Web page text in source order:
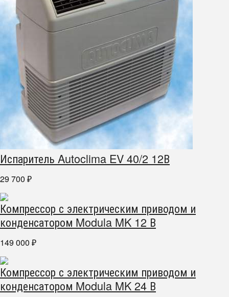
Испаритель Autoclima EV 40/2 12В
29 700 ₽
Компрессор с электрическим приводом и
конденсатором Modula MK 12 В
149 000 ₽
Компрессор с электрическим приводом и
конденсатором Modula MK 24 В